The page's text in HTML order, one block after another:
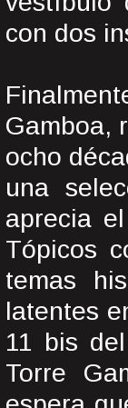
con dos
Gamboa,
ocho
una
aprecia
Tópicos
temas
latentes
11 bis
Torre